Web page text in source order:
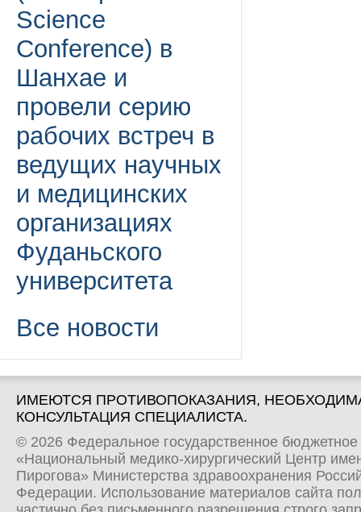
Science
Conference) в
Шанхае и
провели серию
рабочих встреч в
ведущих научных
и медицинских
организациях
Фуданьского
университета
Все новости
ИМЕЮТСЯ ПРОТИВОПОКАЗАНИЯ,
КОНСУЛЬТАЦИЯ СПЕЦИАЛИСТА.
© 2026 Федеральное государственное
«Национальный медико-хирургический Центр
Пирогова» Министерства здравоохранения
Федерации. Использование материалов сайта